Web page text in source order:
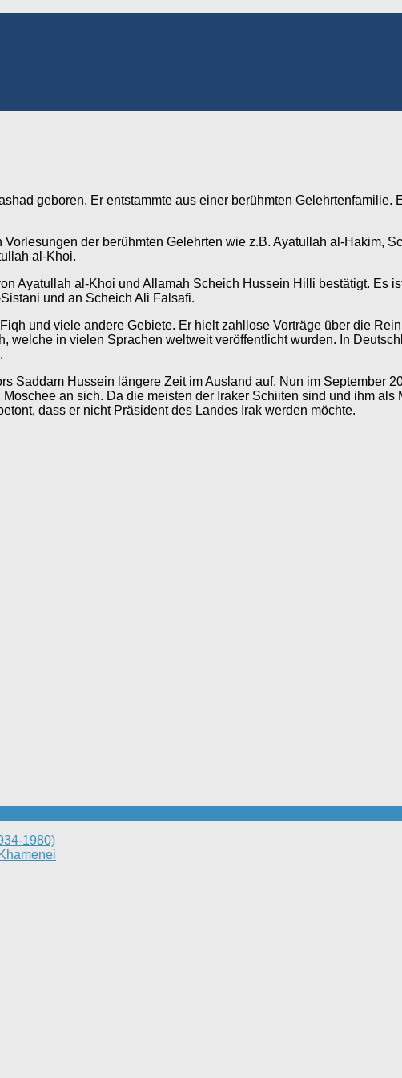
geboren. Er entstammte aus einer berühmten Gelehrtenfamilie.
der berühmten Gelehrten wie z.B. Ayatullah al-Hakim,
al-Khoi.
Ayatullah al-Khoi und Allamah Scheich Hussein Hilli bestätigt. Es
und an Scheich Ali Falsafi.
und viele andere Gebiete. Er hielt zahllose Vorträge über die
welche in vielen Sprachen weltweit veröffentlicht wurden. In
Saddam Hussein längere Zeit im Ausland auf. Nun im September
an sich. Da die meisten der Iraker Schiiten sind und ihm
dass er nicht Präsident des Landes Irak werden möchte.
1980)